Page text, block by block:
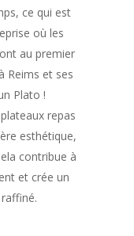
ce qui est
où les
au premier
Reims et ses
Plato !
repas
esthétique,
contribue à
et crée un